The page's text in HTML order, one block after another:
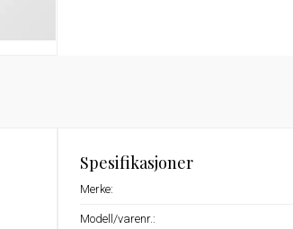
Spesifikasjoner
Merke:
Modell/varenr.: